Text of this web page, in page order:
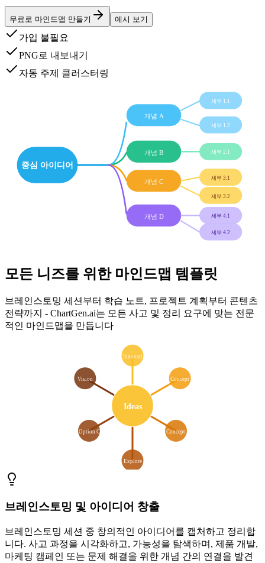
무료로 마인드맵 만들기 예시 보기
가입 불필요
PNG로 내보내기
자동 주제 클러스터링
중심 아이디어
개념 A
세부 1.1
세부 1.2
개념 B 세부 2.1
개념 C
세부 3.1
세부 3.2
개념 D 세부 4.1
세부 4.2
모든 니즈를 위한 마인드맵 템플릿
브레인스토밍 세션부터 학습 노트, 프로젝트 계획부터 콘텐츠
전략까지 - ChartGen.ai는 모든 사고 및 정리 요구에 맞는 전문
적인 마인드맵을 만듭니다
Ideas
Innovati
Concept
Concept
Explore
Option C
Vision
브레인스토밍 및 아이디어 창출
브레인스토밍 세션 중 창의적인 아이디어를 캡처하고 정리합
니다. 사고 과정을 시각화하고, 가능성을 탐색하며, 제품 개발,
마케팅 캠페인 또는 문제 해결을 위한 개념 간의 연결을 발견